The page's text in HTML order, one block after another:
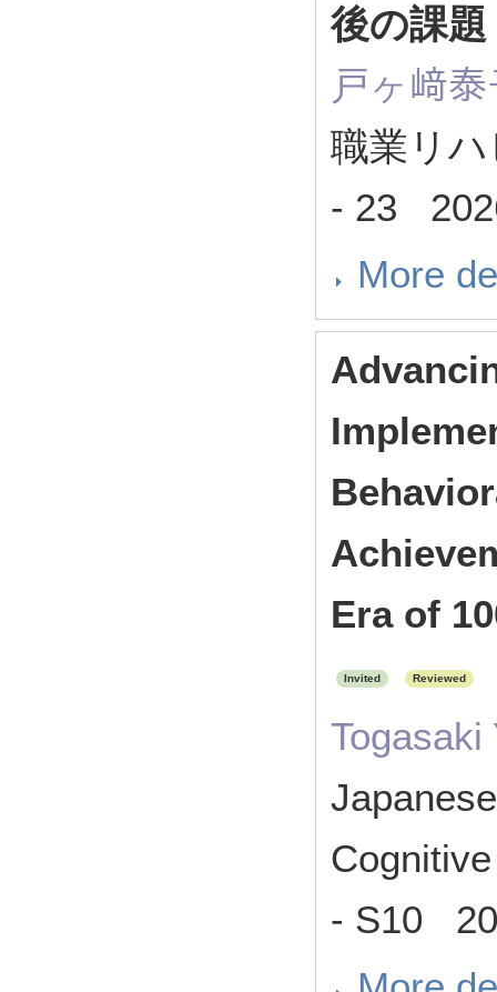
後の課題
戸ヶ﨑泰
職業リ
- 23
More
Era of
Invited Reviewed
Togasaki
- S10